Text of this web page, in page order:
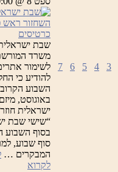
3
4
5
6
7
כרטיסים
שבת
משרד
לשימור
להודיע כי
באוגוסט,
ישראלית
“שישי שבת
בסוף השבוע
סוף שבוע,
המבקרים …
לקרוא